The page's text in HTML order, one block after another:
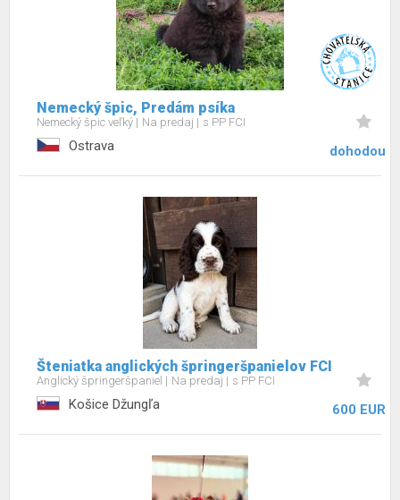
Nemecký špic, Predám psíka
Nemecký špic veľký Na predaj s PP FCI
Ostrava dohodou
Šteniatka anglických špringeršpanielov FCI
Anglický špringeršpaniel Na predaj s PP FCI
Košice Džungľa 600 EUR